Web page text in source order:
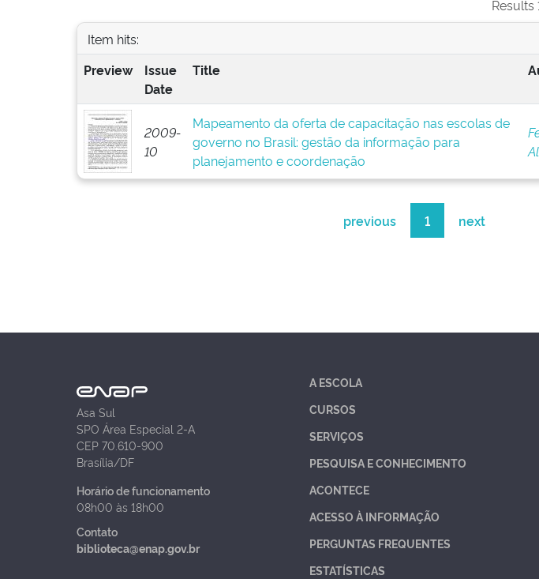
Results
Item hits:
Preview
Issue
Date
Title
2009-
10
Mapeamento da oferta de capacitação nas escolas de
governo no Brasil: gestão da informação para
planejamento e coordenação
previous 1 next
Asa Sul
SPO Área Especial 2-A
CEP 70.610-900
Brasília/DF
Horário de funcionamento
08h00 às 18h00
Contato
biblioteca@enap.gov.br
A ESCOLA
CURSOS
SERVIÇOS
PESQUISA E CONHECIMENTO
ACONTECE
ACESSO À INFORMAÇÃO
PERGUNTAS FREQUENTES
ESTATÍSTICAS